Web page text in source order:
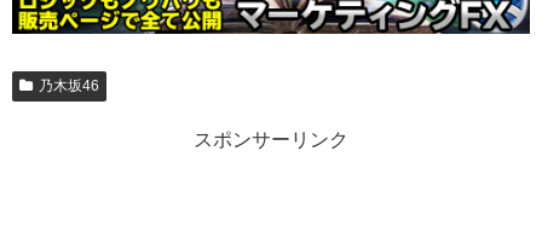
乃木坂46
スポンサーリンク